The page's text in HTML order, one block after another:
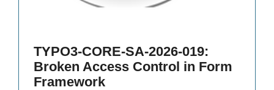
TYPO3-CORE-SA-2026-019:
Broken Access Control in Form
Framework